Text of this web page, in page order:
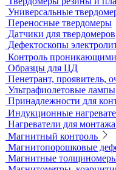
Ультразвуковые
Динамические
Стационарные
Комбинированные
Комплектующие к
Меры твердости
Микротвердомеры
Нанотвердомеры
Портативные твердомеры
Твердомеры резины и
Универсальные
Переносные твердомеры